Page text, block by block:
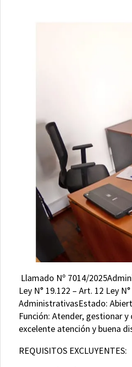
Llamado Nº 7014/
Ley N° 19.122 – Art. 12 Ley
AdministrativasEstado:
Función: Atender, gestionar
excelente atención y buena
REQUISITOS EXCLUYENTES: